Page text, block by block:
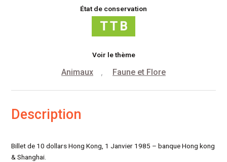
État de conservation
Voir le thème
Animaux , Faune et Flore
Description
Billet de 10 dollars Hong Kong, 1 Janvier 1985 – banque Hong kong
& Shanghai.